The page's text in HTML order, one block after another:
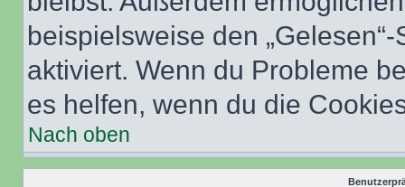
beispielsweise den
aktiviert. Wenn du Probleme
es helfen, wenn du die
Nach oben